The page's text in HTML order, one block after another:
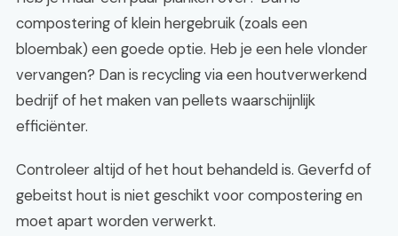
compostering of klein hergebruik (zoals een
bloembak) een goede optie. Heb je een hele vlonder
vervangen? Dan is recycling via een houtverwerkend
bedrijf of het maken van pellets waarschijnlijk
efficiënter.
Controleer altijd of het hout behandeld is. Geverfd of
gebeitst hout is niet geschikt voor compostering en
moet apart worden verwerkt.